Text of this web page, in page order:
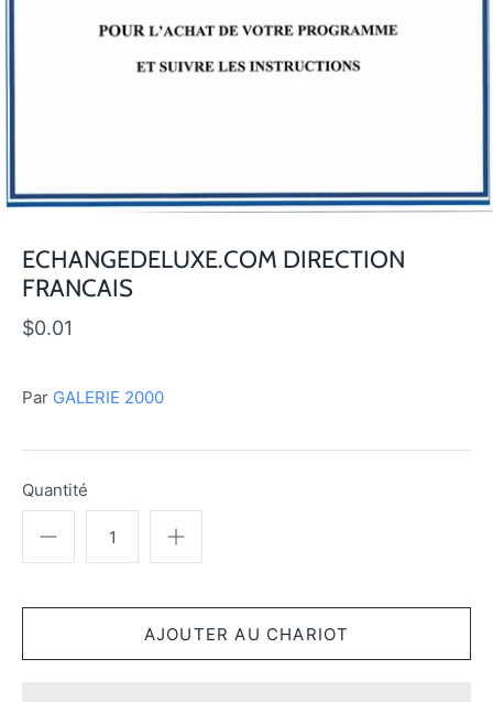
ECHANGEDELUXE.COM DIRECTION
FRANCAIS
$0.01
Par GALERIE 2000
Quantité